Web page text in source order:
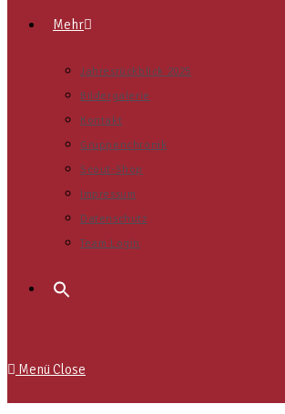
Mehr
Jahresrückblick 2025
Bildergalerie
Kontakt
Gruppenchronik
Scout-Shop
Impressum
Datenschutz
Team Login
for:
MenüClose